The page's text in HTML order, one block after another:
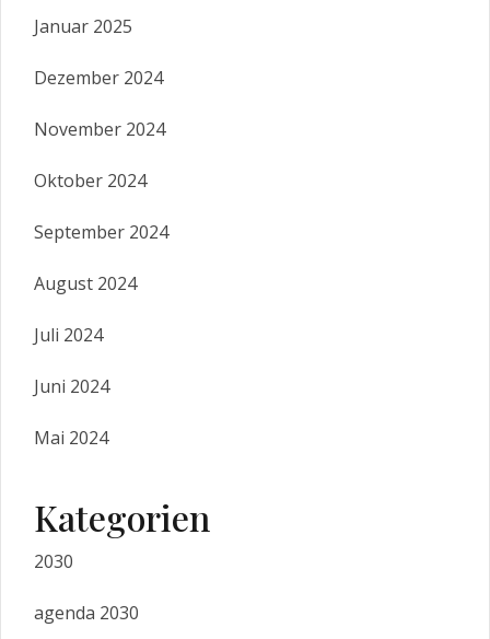
Januar 2025
Dezember 2024
November 2024
Oktober 2024
September 2024
August 2024
Juli 2024
Juni 2024
Mai 2024
Kategorien
2030
agenda 2030